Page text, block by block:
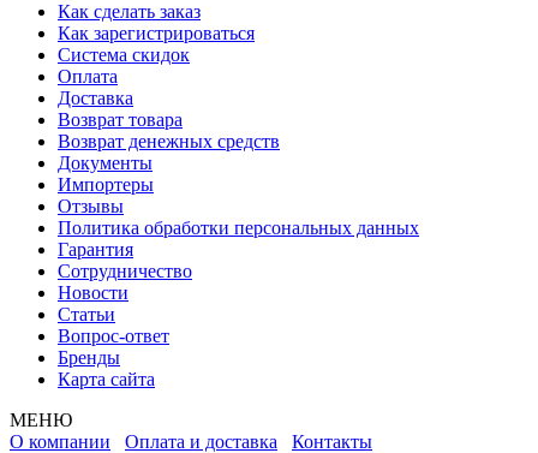
Как сделать заказ
Как зарегистрироваться
Система скидок
Оплата
Доставка
Возврат товара
Возврат денежных средств
Документы
Импортеры
Отзывы
Политика обработки персональных данных
Гарантия
Сотрудничество
Новости
Статьи
Вопрос-ответ
Бренды
Карта сайта
МЕНЮ
О компании Оплата и доставка Контакты